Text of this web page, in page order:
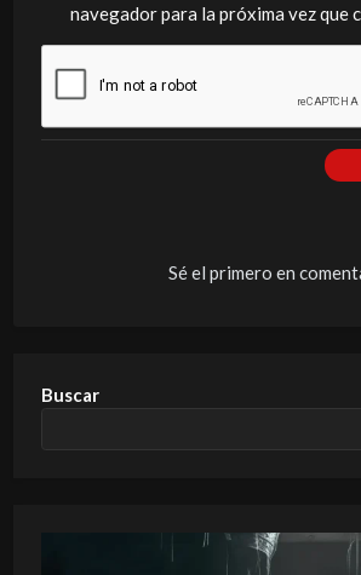
navegador para la próxima vez que
Sé el primero en
Buscar